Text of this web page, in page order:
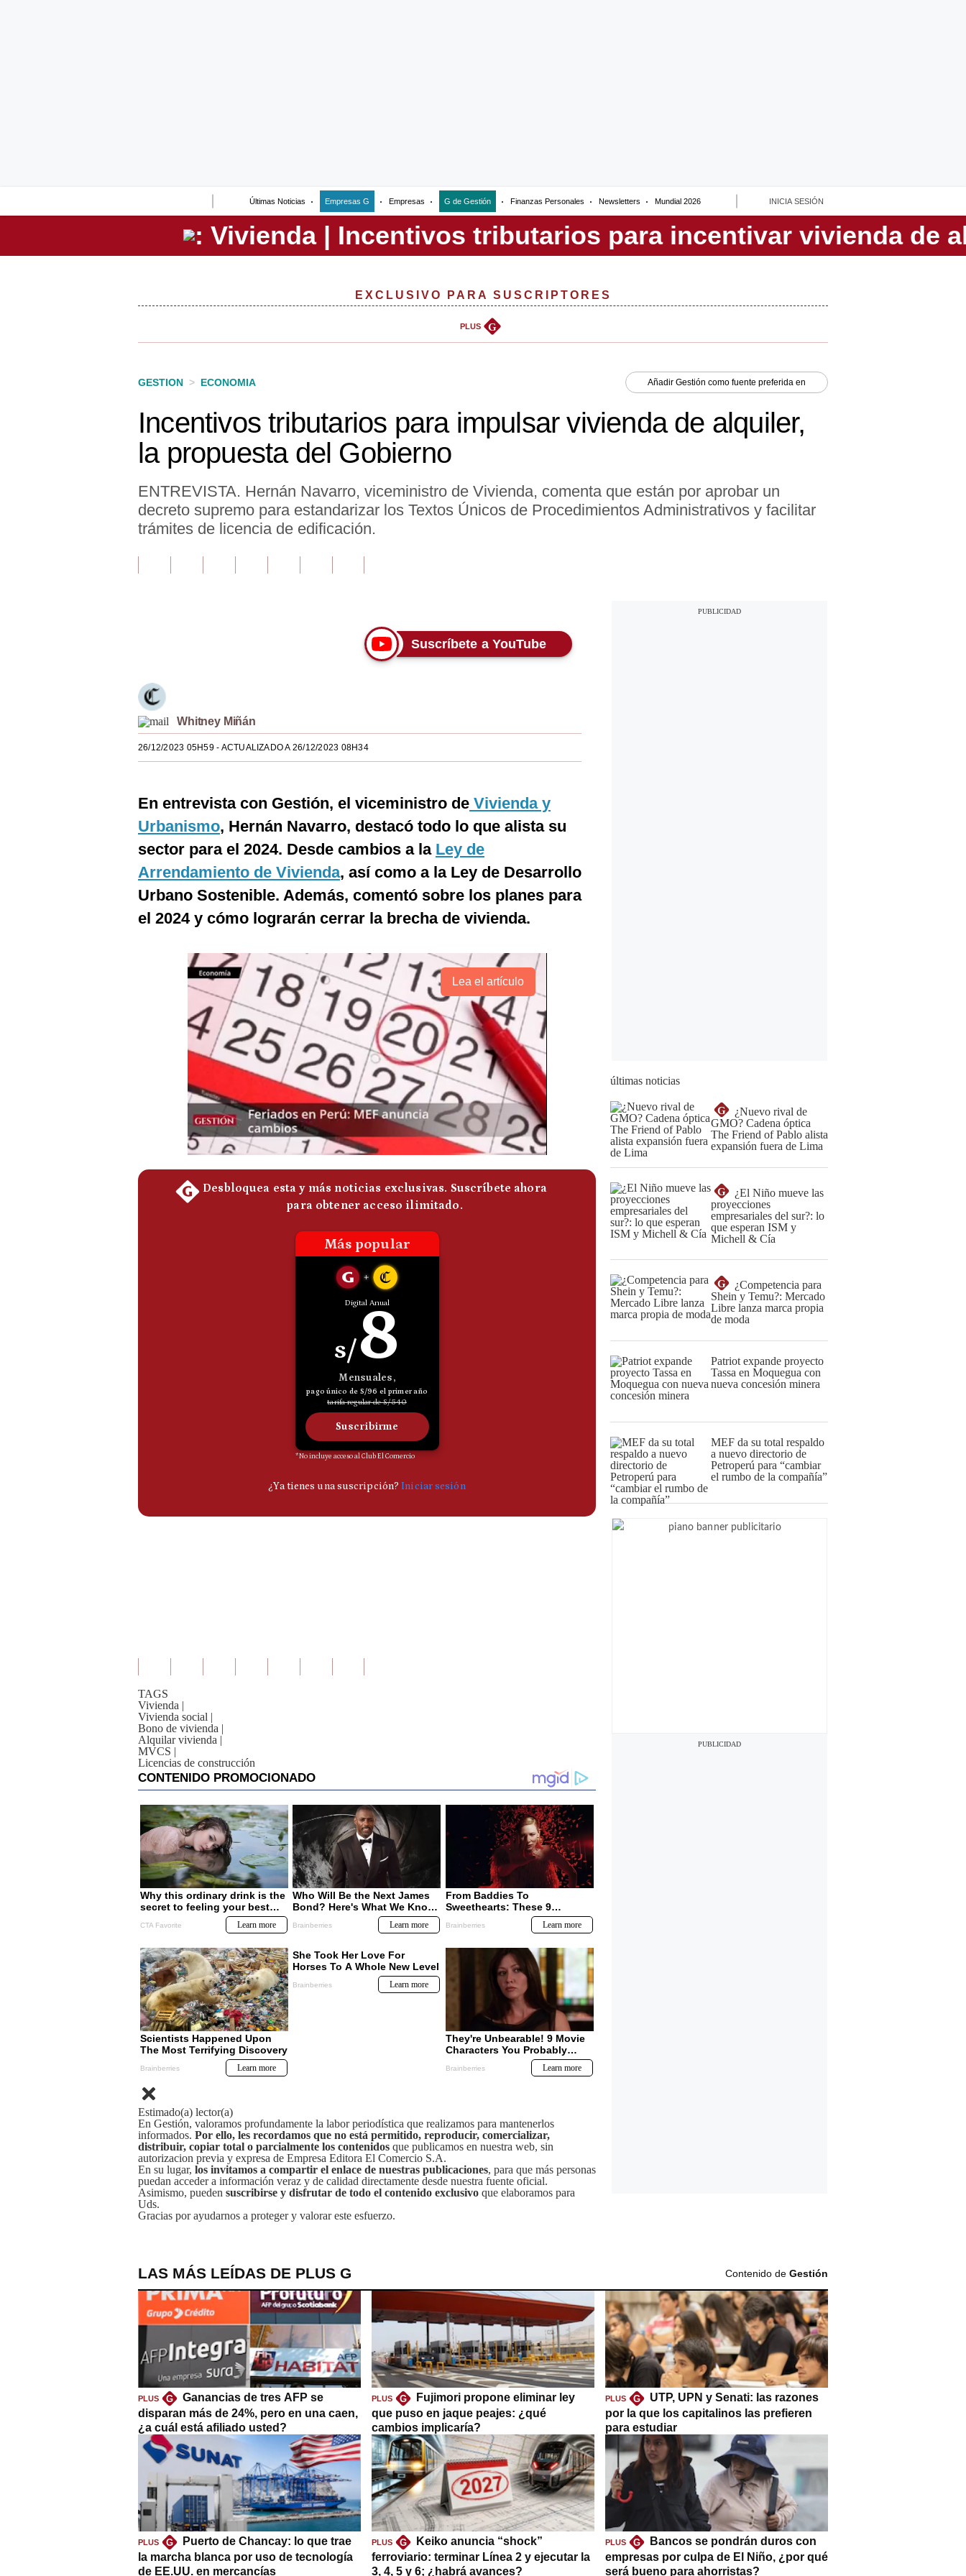
Últimas Noticias Empresas G Empresas G de Gestión Finanzas Personales Newsletters Mundial 2026 INICIA SESIÓN
Perú
EXCLUSIVO PARA SUSCRIPTORES
PLUS G
GESTION > ECONOMIA Añadir Gestión como fuente preferida en
Incentivos tributarios para impulsar vivienda de alquiler,
la propuesta del Gobierno
ENTREVISTA. Hernán Navarro, viceministro de Vivienda, comenta que están por aprobar un
decreto supremo para estandarizar los Textos Únicos de Procedimientos Administrativos y facilitar
trámites de licencia de edificación.
Suscríbete a YouTube
Whitney Miñán
26/12/2023 05H59- ACTUALIZADO A 26/12/2023 08H34
En entrevista con Gestión, el viceministro de Vivienda y
Urbanismo, Hernán Navarro, destacó todo lo que alista su
sector para el 2024. Desde cambios a la Ley de
Arrendamiento de Vivienda, así como a la Ley de Desarrollo
Urbano Sostenible. Además, comentó sobre los planes para
el 2024 y cómo lograrán cerrar la brecha de vivienda.
Lea el artículo
TAGS
Vivienda |
Vivienda social |
Bono de vivienda |
Alquilar vivienda |
MVCS |
Licencias de construcción
Estimado(a) lector(a)
En Gestión, valoramos profundamente la labor periodística que realizamos para mantenerlos
informados. Por ello, les recordamos que no está permitido, reproducir, comercializar,
distribuir, copiar total o parcialmente los contenidos que publicamos en nuestra web, sin
autorizacion previa y expresa de Empresa Editora El Comercio S.A.
En su lugar, los invitamos a compartir el enlace de nuestras publicaciones, para que más personas
puedan acceder a información veraz y de calidad directamente desde nuestra fuente oficial.
Asimismo, pueden suscribirse y disfrutar de todo el contenido exclusivo que elaboramos para
Uds.
Gracias por ayudarnos a proteger y valorar este esfuerzo.
últimas noticias
G
¿Nuevo rival de
GMO? Cadena óptica
The Friend of Pablo alista
expansión fuera de Lima
G
¿El Niño mueve las
proyecciones
empresariales del sur?: lo
que esperan ISM y
Michell & Cía
G
¿Competencia para
Shein y Temu?: Mercado
Libre lanza marca propia
de moda
Patriot expande proyecto
Tassa en Moquegua con
nueva concesión minera
MEF da su total respaldo
a nuevo directorio de
Petroperú para “cambiar
el rumbo de la compañía”
LAS MÁS LEÍDAS DE PLUS G Contenido de Gestión
PLUS G
Ganancias de tres AFP se
disparan más de 24%, pero en una caen,
¿a cuál está afiliado usted?
PLUS G
Fujimori propone eliminar ley
que puso en jaque peajes: ¿qué
cambios implicaría?
PLUS G
UTP, UPN y Senati: las razones
por la que los capitalinos las prefieren
para estudiar
PLUS G
Puerto de Chancay: lo que trae
la marcha blanca por uso de tecnología
de EE.UU. en mercancías
PLUS G
Keiko anuncia “shock”
ferroviario: terminar Línea 2 y ejecutar la
3, 4, 5 y 6; ¿habrá avances?
PLUS G
Bancos se pondrán duros con
empresas por culpa de El Niño, ¿por qué
será bueno para ahorristas?